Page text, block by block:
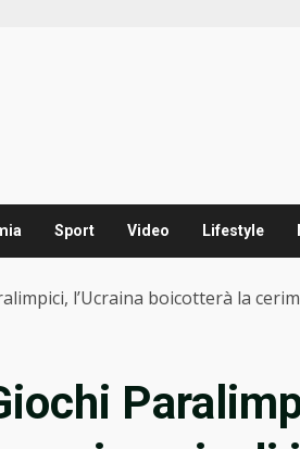
Sport Video Lifestyle
l’Ucraina boicotterà la